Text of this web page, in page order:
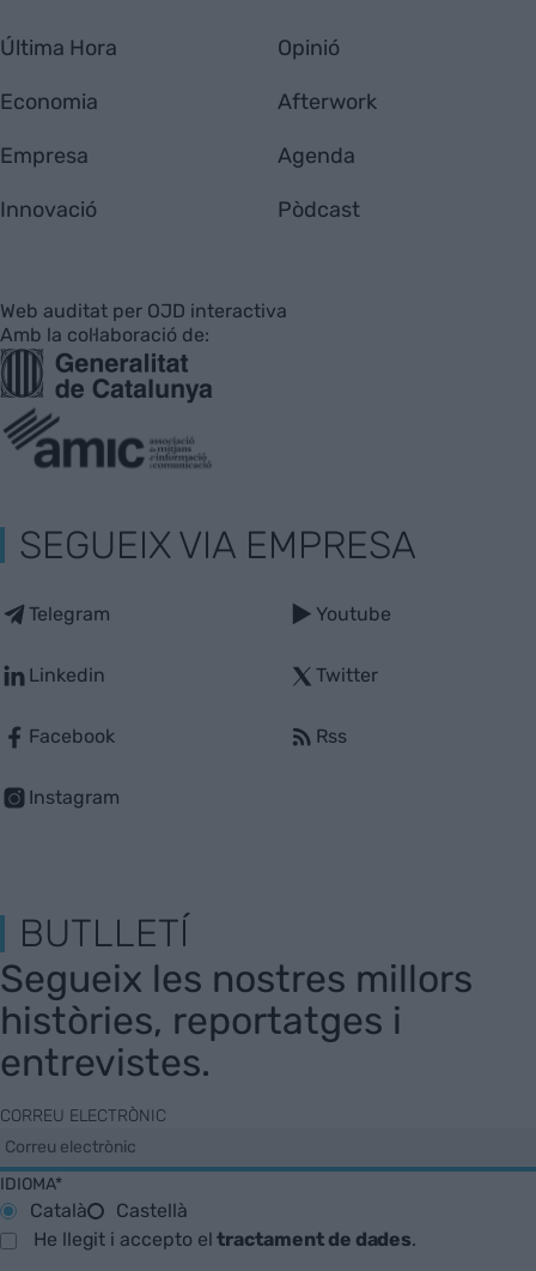
Última Hora
Economia
Empresa
Innovació
Opinió
Afterwork
Agenda
Pòdcast
Web auditat per OJD interactiva
Amb la col·laboració de:
SEGUEIX VIA EMPRESA
Telegram
Linkedin
Facebook
Instagram
Youtube
Twitter
Rss
BUTLLETÍ
Segueix les nostres millors
històries, reportatges i
entrevistes.
CORREU ELECTRÒNIC
IDIOMA*
Català
Castellà
He llegit i accepto eltractament de dades.